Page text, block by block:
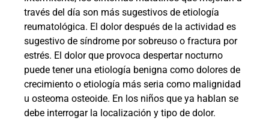
través del día son más sugestivos de etiología
reumatológica. El dolor después de la actividad es
sugestivo de síndrome por sobreuso o fractura por
estrés. El dolor que provoca despertar nocturno
puede tener una etiología benigna como dolores de
crecimiento o etiología más seria como malignidad
u osteoma osteoide. En los niños que ya hablan se
debe interrogar la localización y tipo de dolor.